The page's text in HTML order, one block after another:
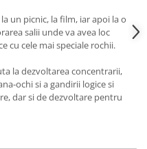
un picnic, la film, iar apoi la o
salii unde va avea loc
cu cele mai speciale rochii.
la dezvoltarea concentrarii,
ochi si a gandirii logice si
dar si de dezvoltare pentru